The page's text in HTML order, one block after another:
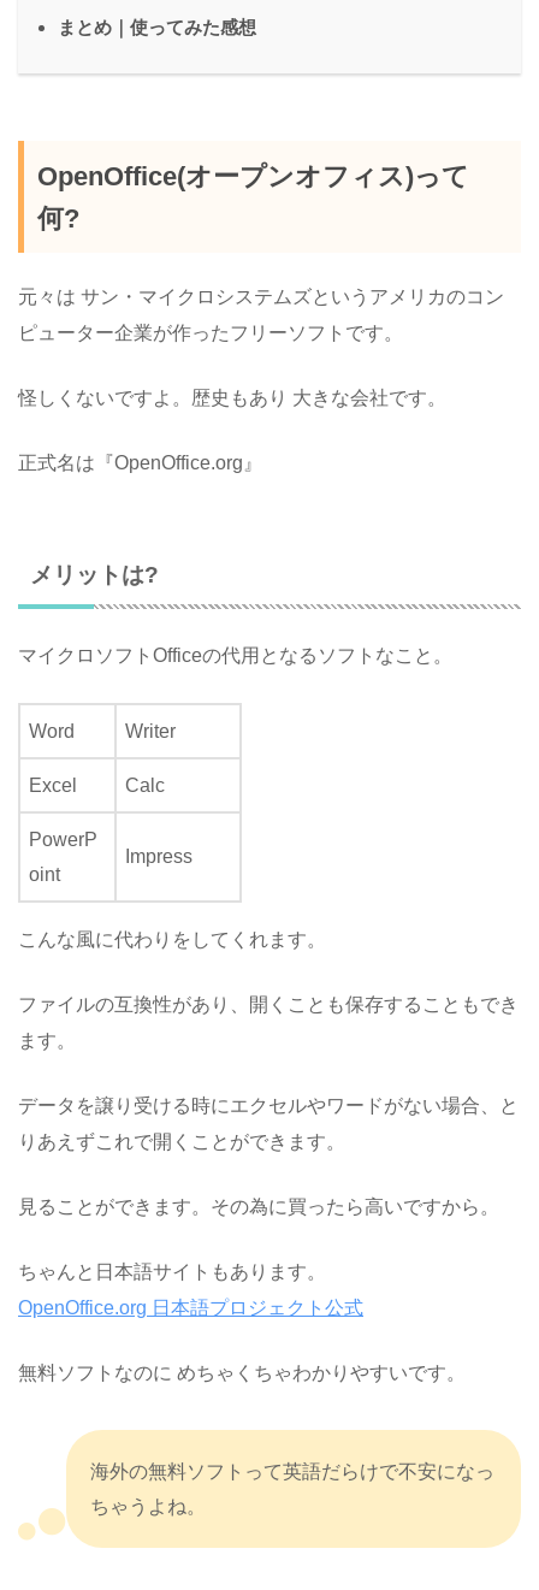
まとめ｜使ってみた感想
OpenOffice(オープンオフィス)って
何?
元々は サン・マイクロシステムズというアメリカのコン
ピューター企業が作ったフリーソフトです。
怪しくないですよ。歴史もあり 大きな会社です。
正式名は『OpenOffice.org』
メリットは?
マイクロソフトOfficeの代用となるソフトなこと。
Word Writer
Excel Calc
PowerP
oint
Impress
こんな風に代わりをしてくれます。
ファイルの互換性があり、開くことも保存することもでき
ます。
データを譲り受ける時にエクセルやワードがない場合、と
りあえずこれで開くことができます。
見ることができます。その為に買ったら高いですから。
ちゃんと日本語サイトもあります。
OpenOffice.org 日本語プロジェクト公式
無料ソフトなのに めちゃくちゃわかりやすいです。
海外の無料ソフトって英語だらけで不安になっ
ちゃうよね。